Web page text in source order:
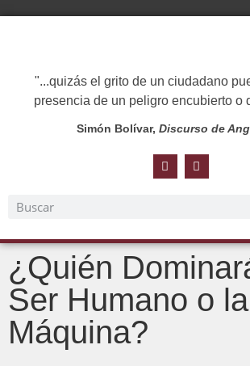
"...quizás el grito de un ciudadano
presencia de un peligro encubierto o
Simón Bolívar, Discurso de
¿Quién
Ser Humano o la
Máquina?